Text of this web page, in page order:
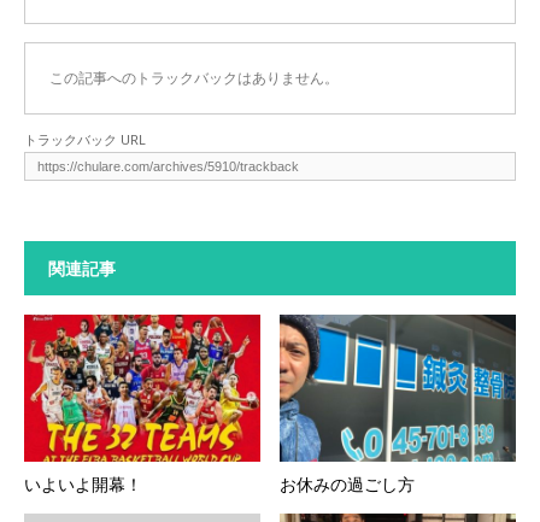
この記事へのトラックバックはありません。
トラックバック URL
関連記事
いよいよ開幕！ お休みの過ごし方